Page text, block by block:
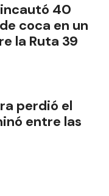
40
coca en un
la Ruta 39
perdió el
entre las